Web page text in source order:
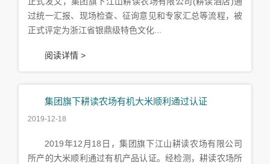
过统一汇报、现场检查、征询意见和专家汇总等流程，被
正式评定为浙江省银鼎级特色文化...
阅读详情 >
集团旗下耕读农场有机大米顺利通过认证
2019-12-18
2019年12月18日，集团旗下江山耕读农场有限公司
所产的大米顺利通过有机产品认证。经检测，耕读农场所